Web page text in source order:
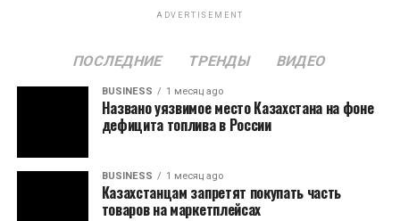
ADVERTISEMENT
ПОСЛЕДНИЕ ТРЕНДЫ ВИДЕО
BUSINESS 1 месяц ago
Названо уязвимое место Казахстана на фоне
дефицита топлива в России
BUSINESS 1 месяц ago
Казахстанцам запретят покупать часть
товаров на маркетплейсах